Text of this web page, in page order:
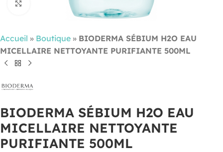
Cliquez pour agrandir
Accueil » Boutique » BIODERMA SÉBIUM H2O EAU
MICELLAIRE NETTOYANTE PURIFIANTE 500ML
BIODERMA SÉBIUM H2O EAU
MICELLAIRE NETTOYANTE
PURIFIANTE 500ML